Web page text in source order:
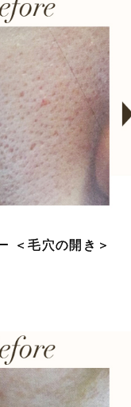
＜毛穴の開き＞